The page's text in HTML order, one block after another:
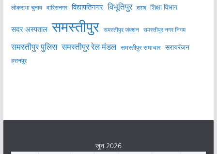
लोकसभा चुनाव वारिसनगर विद्यापतिनगर विभूतिपुर शराब शिक्षा विभाग
सदर अस्पताल समस्तीपुर समस्तीपुर जंक्शन समस्तीपुर नगर निगम
समस्तीपुर पुलिस समस्तीपुर रेल मंडल समस्तीपुर समाचार सरायरंजन
हसनपुर
जून 2026